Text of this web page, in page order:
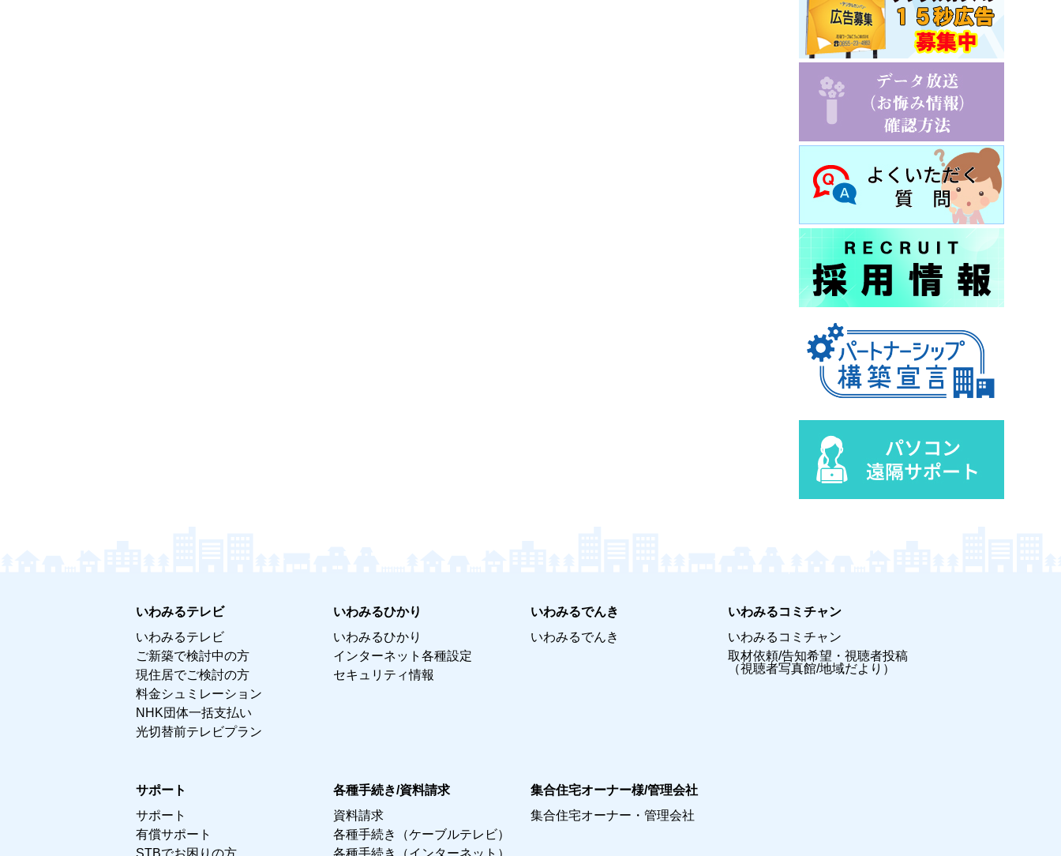
いわみるテレビ
いわみるテレビ
ご新築で検討中の方
現住居でご検討の方
料金シュミレーション
NHK団体一括支払い
光切替前テレビプラン
いわみるひかり
いわみるひかり
インターネット各種設定
セキュリティ情報
いわみるでんき
いわみるでんき
いわみるコミチャン
いわみるコミチャン
取材依頼/告知希望・視聴者投稿
（視聴者写真館/地域だより）
サポート
サポート
有償サポート
STBでお困りの方
各種手続き/資料請求
資料請求
各種手続き（ケーブルテレビ）
各種手続き（インターネット）
集合住宅オーナー様/管理会社
集合住宅オーナー・管理会社